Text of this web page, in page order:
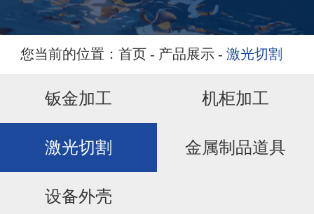
经典案例
新闻资讯
联系我们
您当前的位置： 首页 - 产品展示- 激光切割
钣金加工 机柜加工
激光切割 金属制品道具
设备外壳